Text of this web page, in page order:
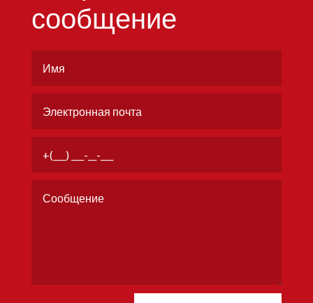
сообщение